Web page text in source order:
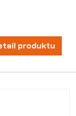
produktu